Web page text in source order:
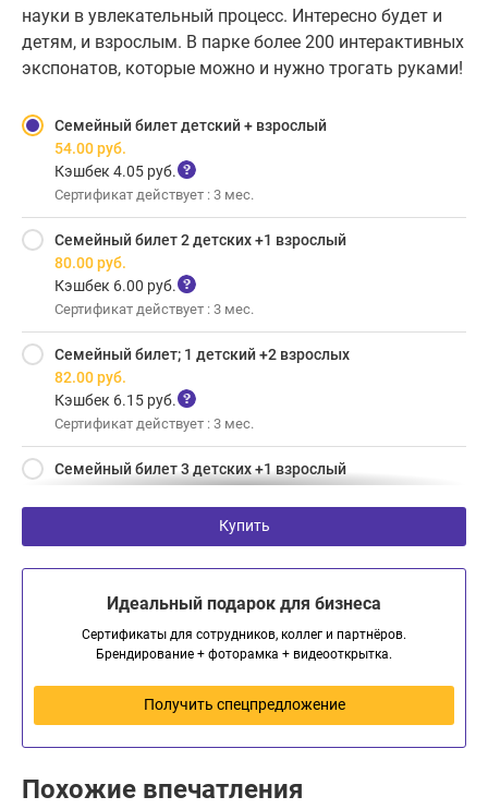
науки в увлекательный процесс. Интересно будет и
детям, и взрослым. В парке более 200 интерактивных
экспонатов, которые можно и нужно трогать руками!
Семейный билет детский + взрослый
54.00руб.
Кэшбек 4.05 руб.
Сертификат действует : 3 мес.
Семейный билет 2 детских +1 взрослый
80.00руб.
Кэшбек 6.00 руб.
Сертификат действует : 3 мес.
Семейный билет; 1 детский +2 взрослых
82.00руб.
Кэшбек 6.15 руб.
Сертификат действует : 3 мес.
Семейный билет 3 детских +1 взрослый
106.00руб.
Сертификат действует : 3 мес.
руб.
Кэшбек 8.10 руб.
Сертификат действует : 3 мес.
Семейный билет 3 детских +2 взрослый
Кэшбек 10.05 руб.
Купить
Идеальный подарок для бизнеса
Сертификаты для сотрудников, коллег и партнёров.
Брендирование + фоторамка + видеооткрытка.
Получить спецпредложение
Похожие впечатления